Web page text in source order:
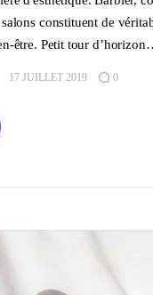
constituent de
être. Petit tour
17 JUILLET 2019 0